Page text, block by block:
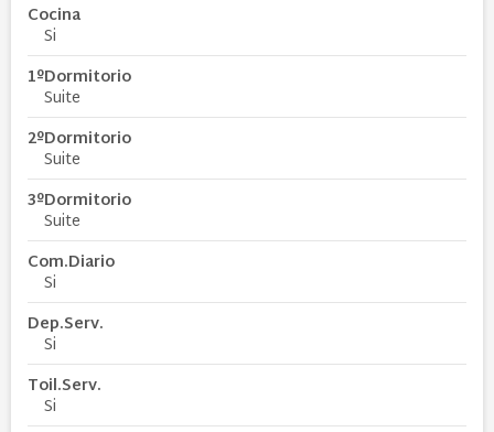
Cocina
Si
1ºDormitorio
Suite
2ºDormitorio
Suite
3ºDormitorio
Suite
Com.Diario
Si
Dep.Serv.
Si
Toil.Serv.
Si